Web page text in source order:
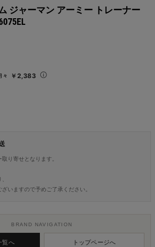
ジャーマン アーミー トレーナー
々 ￥2,383
り寄せとなります。
いますので予めご了承ください。
BRAND NAVIGATION
覧へ トップページへ